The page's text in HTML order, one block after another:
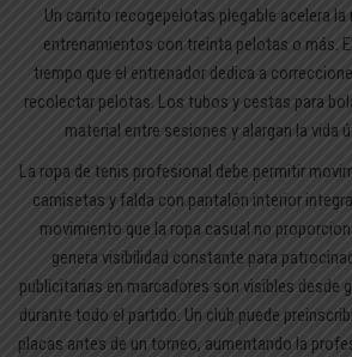
Un carrito recogepelotas plegable acelera la
entrenamientos con treinta pelotas o más.
tiempo que el entrenador dedica a
recolectar pelotas. Los tubos y cestas para
material entre sesiones y alargan la vida
La ropa de tenis profesional debe permitir
camisetas y falda con pantalón interior
movimiento que la ropa casual no
genera visibilidad constante para
publicitarias en marcadores son visibles desde
durante todo el partido. Un club puede
placas antes de un torneo, aumentando la